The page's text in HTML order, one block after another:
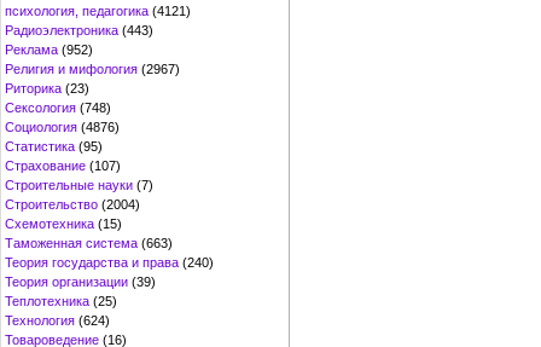
психология, педагогика (4121)
Радиоэлектроника (443)
Реклама (952)
Религия и мифология (2967)
Риторика (23)
Сексология (748)
Социология (4876)
Статистика (95)
Страхование (107)
Строительные науки (7)
Строительство (2004)
Схемотехника (15)
Таможенная система (663)
Теория государства и права (240)
Теория организации (39)
Теплотехника (25)
Технология (624)
Товароведение (16)